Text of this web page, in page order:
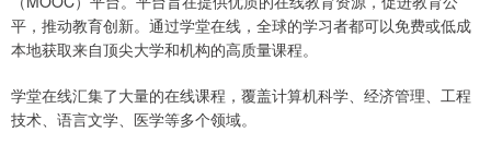
平，推动教育创新。通过学堂在线，全球的学习者都可以免费或低成
本地获取来自顶尖大学和机构的高质量课程。
学堂在线汇集了大量的在线课程，覆盖计算机科学、经济管理、工程
技术、语言文学、医学等多个领域。